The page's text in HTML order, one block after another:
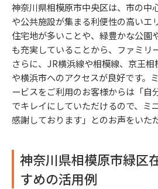
神奈川県相模原市中央区は、市の中
や公共施設が集まる利便性の高いエ
住宅地が多いことや、緑豊かな公園
も充実していることから、ファミリ
さらに、JR横浜線や相模線、京王
や横浜市へのアクセスが良好です。
ービスをご利用のお客様からは「自
でキレイにしていただけるので、ミ
感謝しております」とのお声をいた
神奈川県相模原市緑区
すめの活用例